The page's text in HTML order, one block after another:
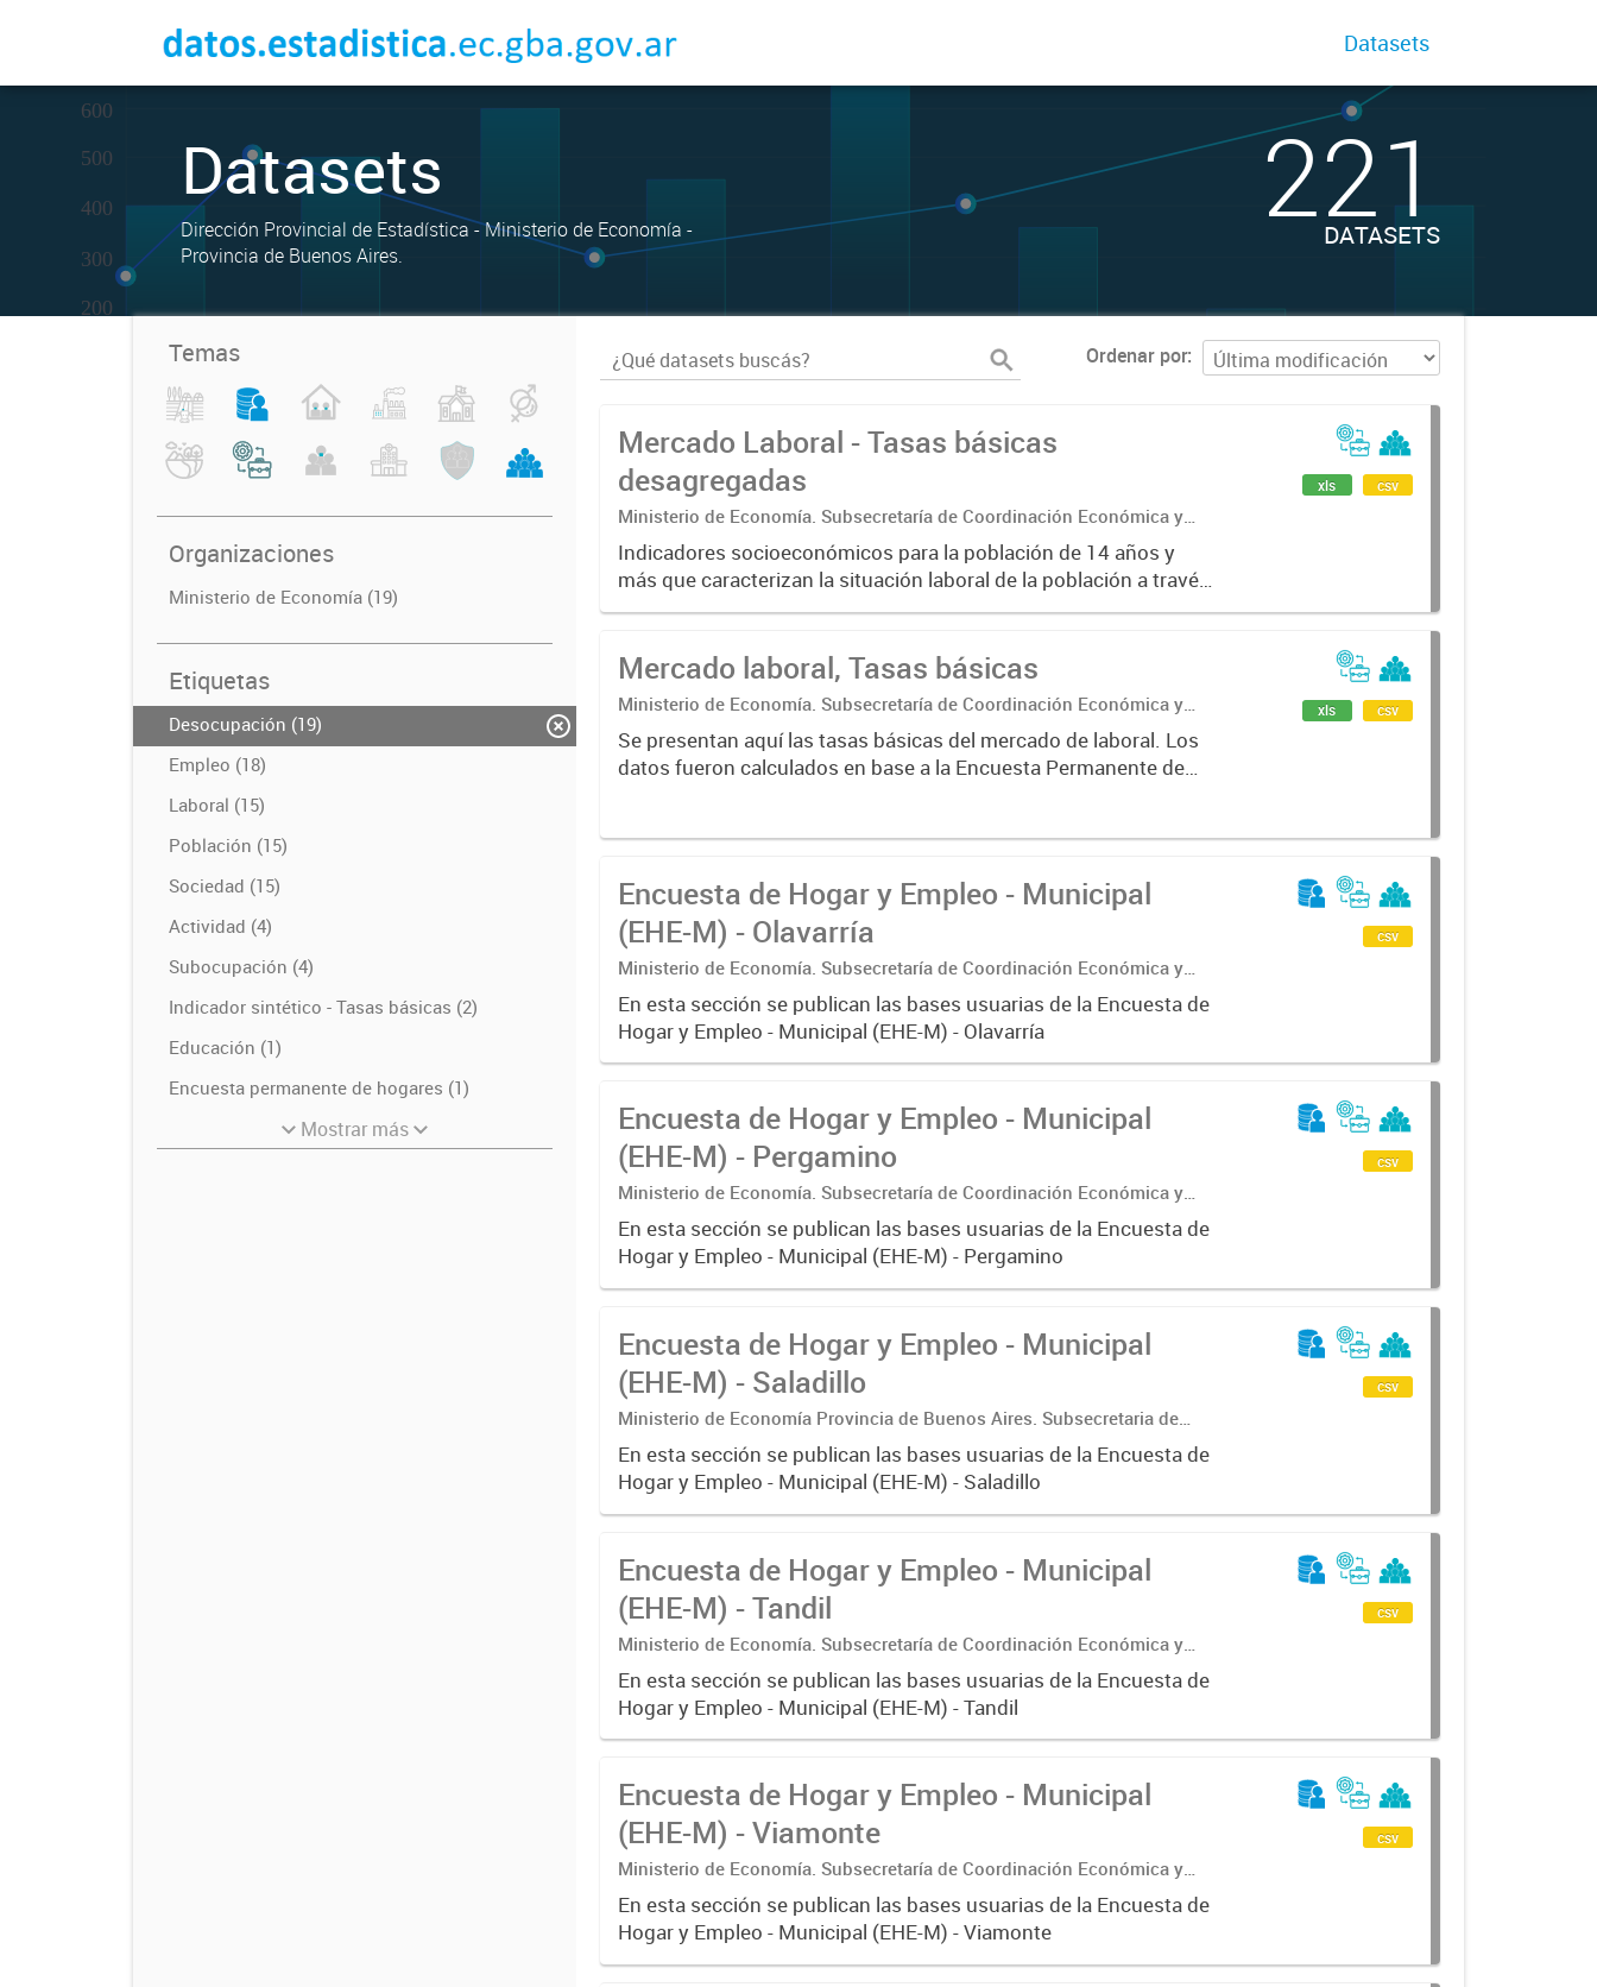
Datasets
Datasets
Dirección Provincial de Estadística - Ministerio de Economía -
Provincia de Buenos Aires.
221
DATASETS
Temas
Organizaciones
Ministerio de Economía (19)
Etiquetas
Desocupación (19)
Empleo (18)
Laboral (15)
Población (15)
Sociedad (15)
Actividad (4)
Subocupación (4)
Indicador sintético - Tasas básicas (2)
Educación (1)
Encuesta permanente de hogares (1)
Mostrar más
Ordenar por
Mercado Laboral - Tasas básicas
desagregadas
Ministerio de Economía. Subsecretaría de Coordinación Económica y
Estadística. Dirección Provincial de Estadística.
Indicadores socioeconómicos para la población de 14 años y
más que caracterizan la situación laboral de la población a través
de indicadores básicos del mercado de trabajo tales como tasas
xls csv
Mercado laboral, Tasas básicas
Ministerio de Economía. Subsecretaría de Coordinación Económica y
Estadística. Dirección Provincial de Estadística.
Se presentan aquí las tasas básicas del mercado de laboral. Los
datos fueron calculados en base a la Encuesta Permanente de
xls csv
Encuesta de Hogar y Empleo - Municipal
(EHE-M) - Olavarría
Ministerio de Economía. Subsecretaría de Coordinación Económica y
Estadística. Dirección Provincial de Estadística.
En esta sección se publican las bases usuarias de la Encuesta de
Hogar y Empleo - Municipal (EHE-M) - Olavarría
csv
Encuesta de Hogar y Empleo - Municipal
(EHE-M) - Pergamino
Ministerio de Economía. Subsecretaría de Coordinación Económica y
Estadística. Dirección Provincial de Estadística.
En esta sección se publican las bases usuarias de la Encuesta de
Hogar y Empleo - Municipal (EHE-M) - Pergamino
csv
Encuesta de Hogar y Empleo - Municipal
(EHE-M) - Saladillo
Ministerio de Economía Provincia de Buenos Aires. Subsecretaria de
Coordinación económica y estadística. Dirección Provincial de
Estadística
En esta sección se publican las bases usuarias de la Encuesta de
Hogar y Empleo - Municipal (EHE-M) - Saladillo
csv
Encuesta de Hogar y Empleo - Municipal
(EHE-M) - Tandil
Ministerio de Economía. Subsecretaría de Coordinación Económica y
Estadística. Dirección Provincial de Estadística.
En esta sección se publican las bases usuarias de la Encuesta de
Hogar y Empleo - Municipal (EHE-M) - Tandil
csv
Encuesta de Hogar y Empleo - Municipal
(EHE-M) - Viamonte
Ministerio de Economía. Subsecretaría de Coordinación Económica y
Estadística. Dirección Provincial de Estadística.
En esta sección se publican las bases usuarias de la Encuesta de
Hogar y Empleo - Municipal (EHE-M) - Viamonte
csv